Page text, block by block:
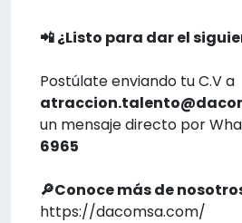
📲 ¿Listo para dar el
Postúlate enviando tu C.V a
un mensaje directo por
6965
🔎Conoce más de
https://dacomsa.com/